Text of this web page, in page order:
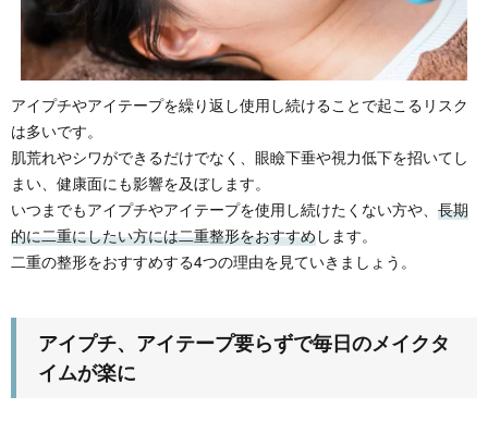
アイプチやアイテープを繰り返し使用し続けることで起こるリスク
は多いです。
肌荒れやシワができるだけでなく、眼瞼下垂や視力低下を招いてし
まい、健康面にも影響を及ぼします。
いつまでもアイプチやアイテープを使用し続けたくない方や、 長期
的に二重にしたい方には二重整形をおすすめします。
二重の整形をおすすめする4つの理由を見ていきましょう。
アイプチ、アイテープ要らずで毎日のメイクタ
イムが楽に